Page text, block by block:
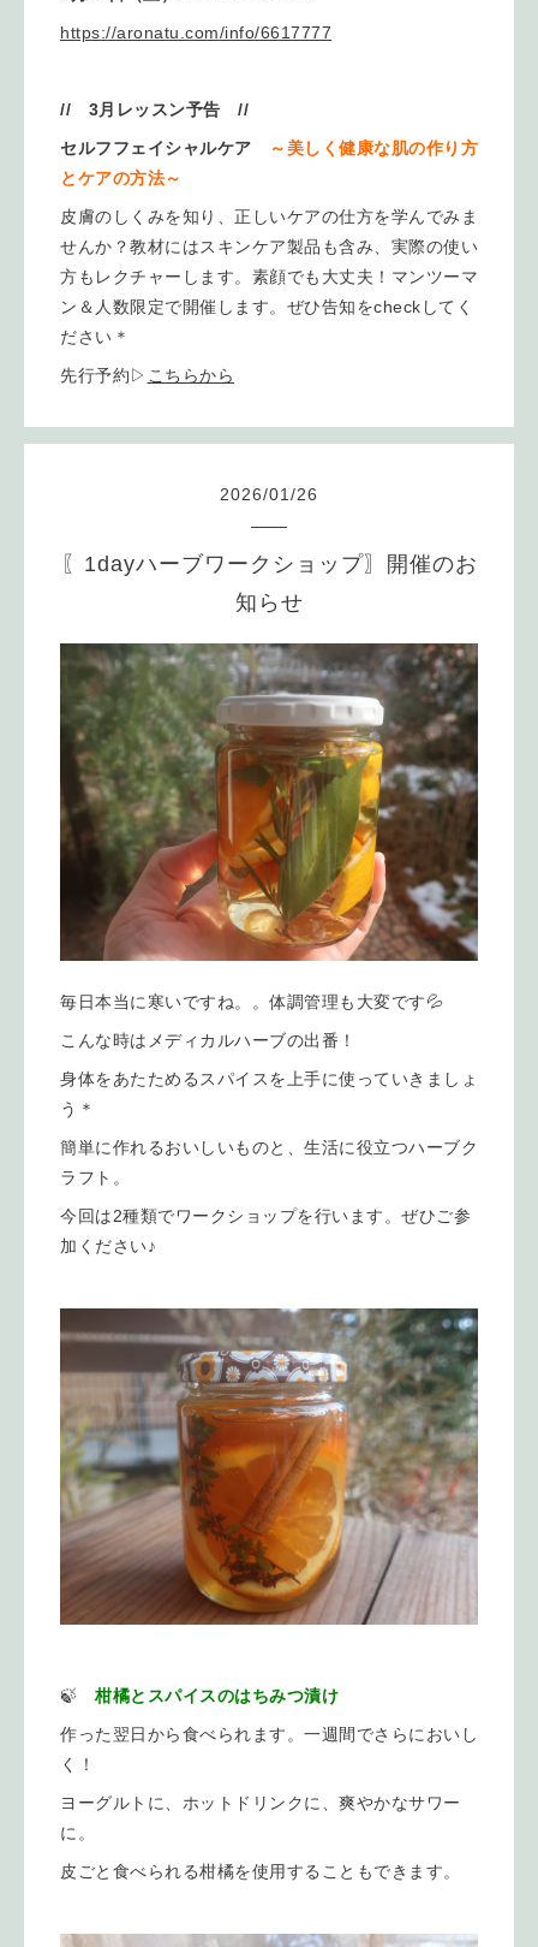
https://aronatu.com/info/6617777
// 3月レッスン予告 //
セルフフェイシャルケア
～美しく健康な肌の作り方
とケアの方法～
皮膚のしくみを知り、正しいケアの仕方を学んでみま
せんか？教材にはスキンケア製品も含み、実際の使い
方もレクチャーします。素顔でも大丈夫！マンツーマ
ン＆人数限定で開催します。ぜひ告知をcheckしてく
ださい＊
先行予約▷ こちらから
2026/01 /26
〖1dayハーブワークショップ〗開催のお
知らせ
毎日本当に寒いですね。。体調管理も大変です💦
こんな時はメディカルハーブの出番！
身体をあたためるスパイスを上手に使っていきましょ
う＊
簡単に作れるおいしいものと、生活に役立つハーブク
ラフト。
今回は2種類でワークショップを行います。ぜひご参
加ください♪
🍃 柑橘とスパイスのはちみつ漬け
作った翌日から食べられます。一週間でさらにおいし
く！
ヨーグルトに、ホットドリンクに、爽やかなサワー
に。
皮ごと食べられる柑橘を使用することもできます。